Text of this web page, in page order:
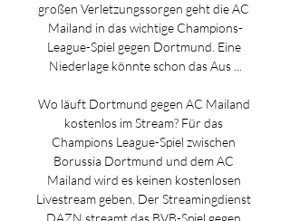
großen Verletzungssorgen geht die AC
Mailand in das wichtige Champions-
League-Spiel gegen Dortmund. Eine
Niederlage könnte schon das Aus ...
Wo läuft Dortmund gegen AC Mailand
kostenlos im Stream? Für das
Champions League-Spiel zwischen
Borussia Dortmund und dem AC
Mailand wird es keinen kostenlosen
Livestream geben. Der Streamingdienst
DAZN streamt das BVB-Spiel gegen